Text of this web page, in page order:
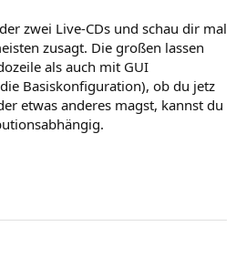
zwei Live-CDs und schau dir mal
zusagt. Die großen lassen
als auch mit GUI
Basiskonfiguration), ob du jetz
etwas anderes magst, kannst du